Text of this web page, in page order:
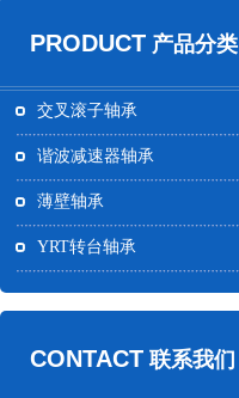
PRODUCT 产品分类
交叉滚子轴承
谐波减速器轴承
薄壁轴承
YRT转台轴承
CONTACT 联系我们